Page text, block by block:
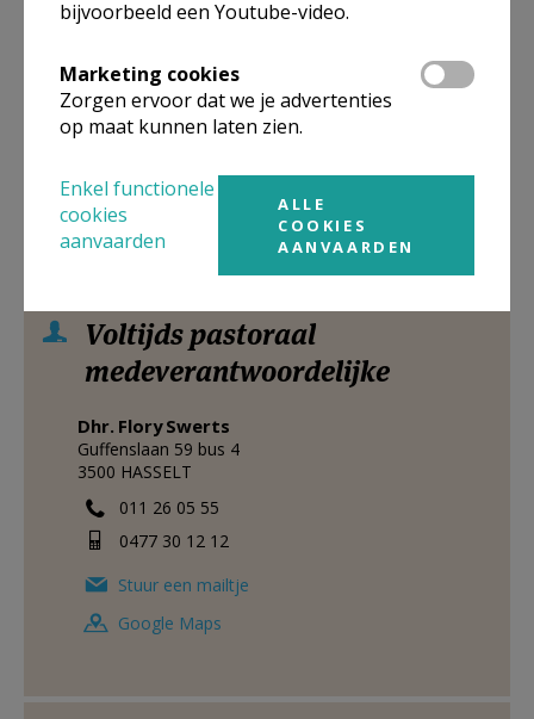
medeverantwoordelijke
Dhr.Etienne Sourbron
Google Maps
Voltijds pastoraal
medeverantwoordelijke
Dhr. Flory Swerts
Guffenslaan 59 bus 4
3500 HASSELT
011 26 05 55
0477 30 12 12
Stuur een mailtje
Google Maps
bijvoorbeeld een Youtube-video.
Marketing cookies
Zorgen ervoor dat we je advertenties
op maat kunnen laten zien.
Enkel functionele
cookies
aanvaarden
ALLE
COOKIES
AANVAARDEN